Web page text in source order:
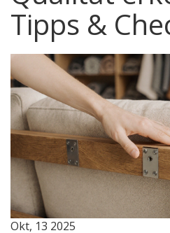
Tipps &
Okt, 13 2025